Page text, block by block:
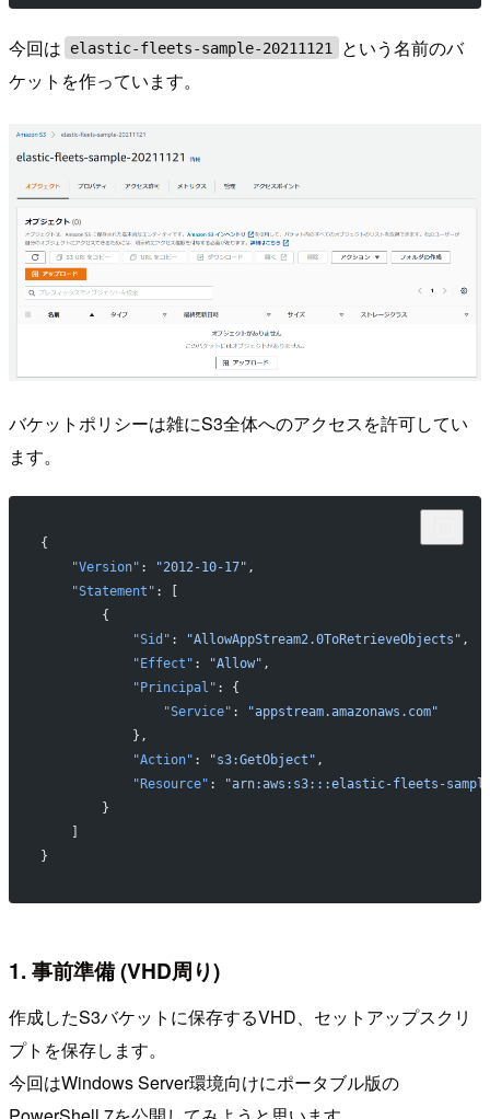
今回は elastic-fleets-sample-20211121
という名前のバ
ケットを作っています。
バケットポリシーは雑にS3全体へのアクセスを許可してい
ます。
{
    "Version"
: "2012-10-17" ,
    "Statement"
: [
        {
            "Sid"
: "AllowAppStream2.0ToRetrieveObjects" ,
            "Effect"
: "Allow" ,
            "Principal"
: {
                "Service"
:
"appstream.amazonaws.com"
            },
            "Action"
: "s3:GetObject" ,
            "Resource"
:
"arn:aws:s3:::elastic-fleets-
        }
    ]
}
1. 事前準備 (VHD周り)
作成したS3バケットに保存するVHD、セットアップスクリ
プトを保存します。
今回はWindows Server環境向けにポータブル版の